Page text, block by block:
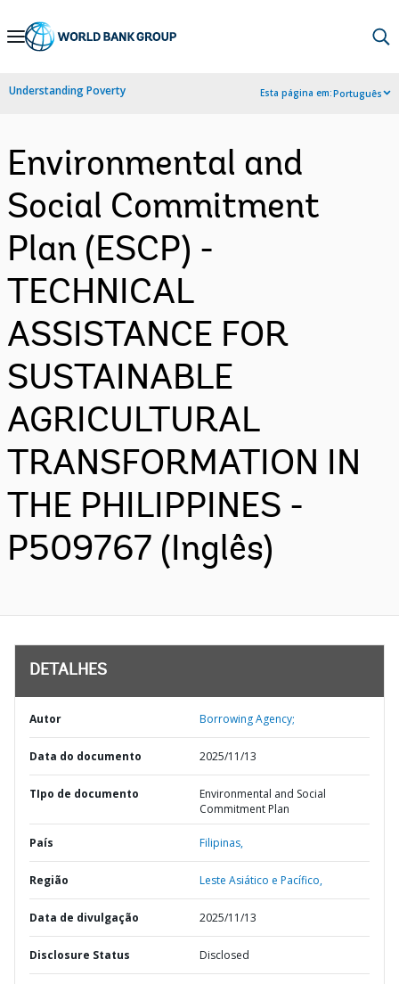
Skip
Navigation
Understanding Poverty Esta página em:Português
Environmental and
Social Commitment
Plan (ESCP) -
TECHNICAL
ASSISTANCE FOR
SUSTAINABLE
AGRICULTURAL
TRANSFORMATION IN
THE PHILIPPINES -
P509767 (Inglês)
DETALHES
Autor Borrowing Agency;
Data do documento 2025/11/13
TIpo de documento
Environmental and Social
Commitment Plan
País Filipinas,
Região Leste Asiático e Pacífico,
Data de divulgação 2025/11/13
Disclosure Status Disclosed